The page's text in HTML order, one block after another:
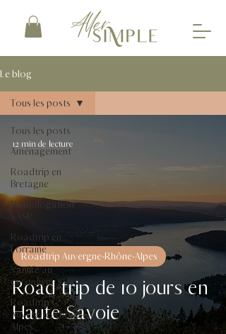
Le blog
Tous les posts
Aménagement
Roadtrip en
Bretagne
Homologation
Roadtrip en
Lorraine
Vanlife au
quotidien
Roadtrip
Auvergne-Rhône-
Alpes
Tous les posts
Road trip de 10 jours en
Haute-Savoie
Roadtrip Auvergne-Rhône-Alpes
12 min de lecture